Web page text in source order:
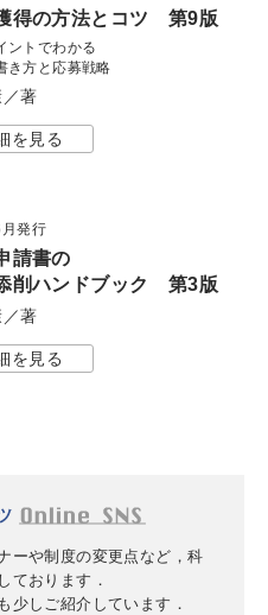
得の方法とコツ 第9版
ントでわかる
き方と応募戦略
／著
を見る
発行
請書の
削ハンドブック 第3版
／著
を見る
ーや制度の変更点など，科
ております．
少しご紹介しています．